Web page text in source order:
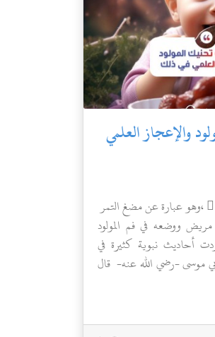
والإعجاز العلمي
التحنيك سنة عن الرسول  ،وهو عبارة عن مضغ التمر
ووضعه في فم المولود
أحاديث نبوية كثيرة في
موسى -رضي الله عنه- قال
عليه).